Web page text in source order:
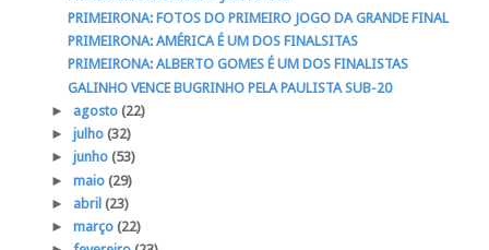
PRIMEIRONA: FOTOS DO PRIMEIRO JOGO DA GRANDE FINAL
PRIMEIRONA: AMÉRICA É UM DOS FINALSITAS
PRIMEIRONA: ALBERTO GOMES É UM DOS FINALISTAS
GALINHO VENCE BUGRINHO PELA PAULISTA SUB-20
► agosto (22)
► julho (32)
► junho (53)
► maio (29)
► abril (23)
► março (22)